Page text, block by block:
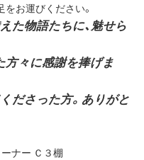
をお運びください。
た物語たちに、魅せら
方々に感謝を捧げま
ださった方。ありがと
ナー Ｃ３棚